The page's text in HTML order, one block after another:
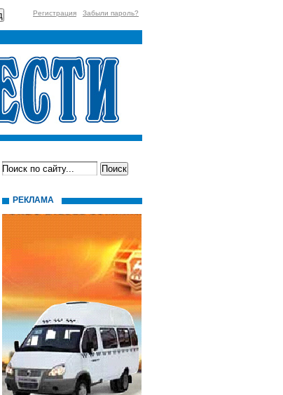
Регистрация Забыли пароль?
РЕКЛАМА